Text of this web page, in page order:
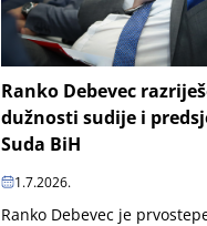
Ranko Debevec
dužnosti sudije i
Suda BiH
1.7.2026.
Ranko Debevec je